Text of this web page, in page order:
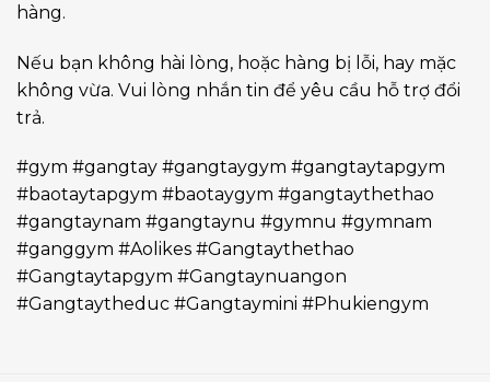
hàng.
Nếu bạn không hài lòng, hoặc hàng bị lỗi, hay mặc
không vừa. Vui lòng nhắn tin để yêu cầu hỗ trợ đổi
trả.
#gym #gangtay #gangtaygym #gangtaytapgym
#baotaytapgym #baotaygym #gangtaythethao
#gangtaynam #gangtaynu #gymnu #gymnam
#ganggym #Aolikes #Gangtaythethao
#Gangtaytapgym #Gangtaynuangon
#Gangtaytheduc #Gangtaymini #Phukiengym